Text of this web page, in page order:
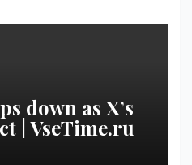
down as X’s
| VseTime.ru